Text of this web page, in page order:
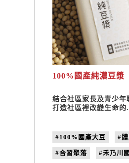
100%國產純濃豆漿
結合社區家長及青少年
打造社區裡改變生命的
#100%國產大豆 #
#合習聚落 #禾乃川